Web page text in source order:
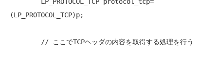
(LP_PROTOCOL_TCP)p;
// ここでTCPヘッダの内容を取得する処理を行う